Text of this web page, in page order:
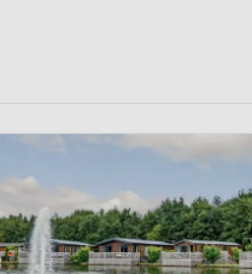
van dichtbij meemaken.